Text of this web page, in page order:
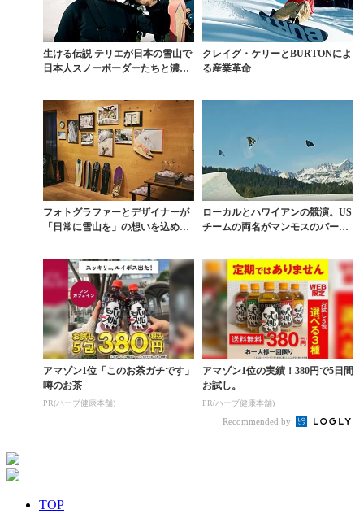
生ける伝説 テリエが日本の雪山で
日本人スノーボーダーたちと濃厚
クレイグ・ケリーとBURTONによ
る産業革命
フォトグラファーとデザイナーが
「日常に雪山を」の想いを込めた
ローカルとハワイアンの競演。US
チームの両名がマンモスのパーク
アマゾン1位「このお茶ガチです」
噂のお茶
PR(ハーブ健康本舗)
アマゾン1位の実績！380円で5日間
お試し。
PR(ハーブ健康本舗)
Recommended by
TOP